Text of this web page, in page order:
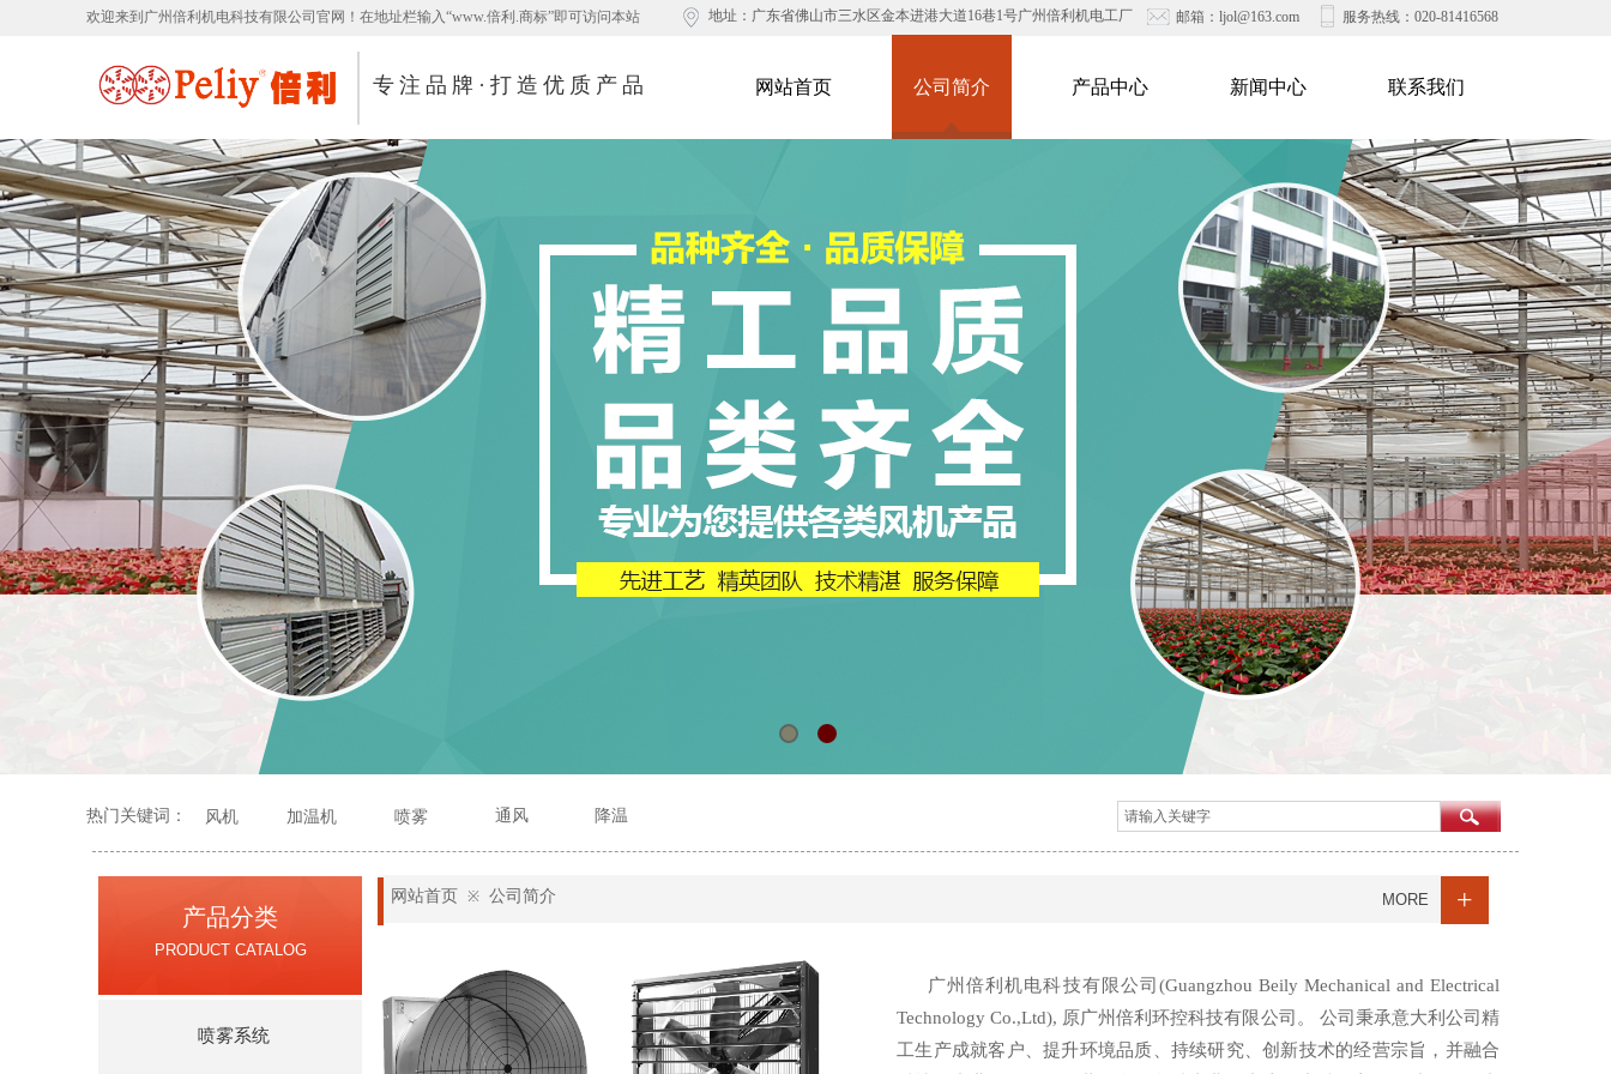
服务热线：020-81416568
邮箱：ljol@163.com
地址： 广东省佛山市三水区金本进港大道16巷1号广州倍利机电工厂
欢迎来到广州倍利机电科技有限公司官网！在地址栏输入“www.倍利.商标”即可访问本站​
网站首页 公司简介 产品中心 新闻中心 联系我们
专注品牌·打造优质产品
通风 降温
喷雾
加温机
风机
热门关键词：
网站首页 ※ 公司简介 MORE +
产品分类
PRODUCT CATALOG
广州倍利机电科技有限公司(Guangzhou Beily Mechanical and Electrical
Technology Co.,Ltd), 原广州倍利环控科技有限公司。 公司秉承意大利公司精
工生产成就客户、提升环境品质、持续研究、创新技术的经营宗旨，并融合
喷雾系统